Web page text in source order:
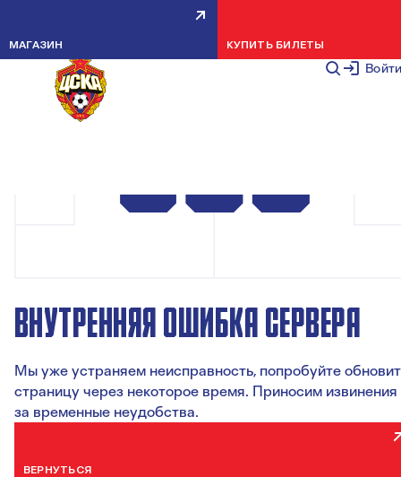
Войти
МАГАЗИН КУПИТЬ БИЛЕТЫ
ВНУТРЕННЯЯ ОШИБКА СЕРВЕРА
Мы уже устраняем неисправность, попробуйте
страницу через некоторое время. Приносим извинения
за временные неудобства.
ВЕРНУТЬСЯ